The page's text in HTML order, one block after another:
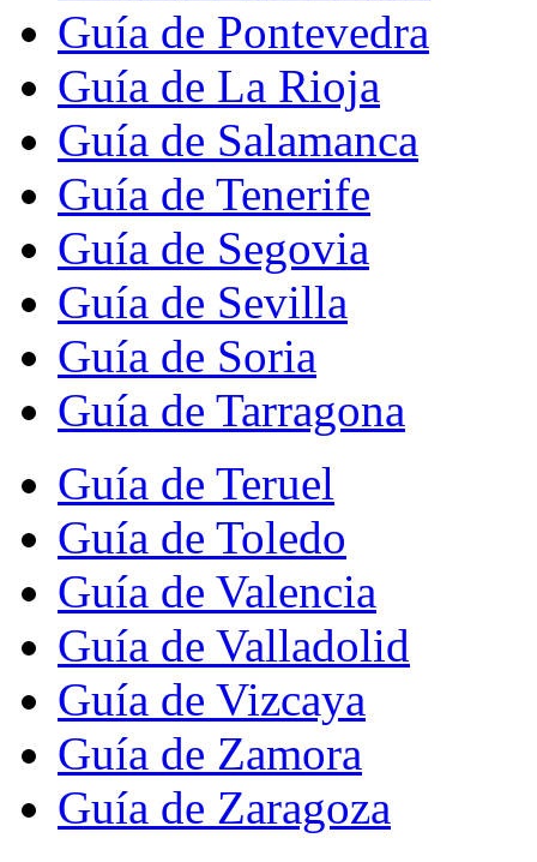
Guía de Pontevedra
Guía de La Rioja
Guía de Salamanca
Guía de Tenerife
Guía de Segovia
Guía de Sevilla
Guía de Soria
Guía de Tarragona
Guía de Teruel
Guía de Toledo
Guía de Valencia
Guía de Valladolid
Guía de Vizcaya
Guía de Zamora
Guía de Zaragoza